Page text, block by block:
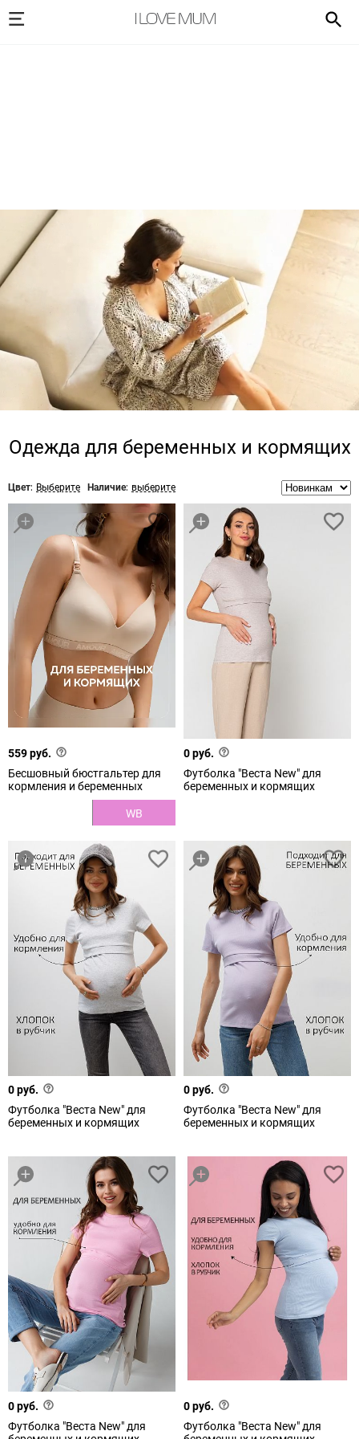
Одежда для беременных и кормящих
Цвет: Выберите Наличие: выберите
559 руб.
Бесшовный бюстгальтер для
кормления и беременных
WB
0 руб.
Футболка "Веста New" для
беременных и кормящих
0 руб.
Футболка "Веста New" для
беременных и кормящих
0 руб.
Футболка "Веста New" для
беременных и кормящих
0 руб.
Футболка "Веста New" для
0 руб.
Футболка "Веста New" для